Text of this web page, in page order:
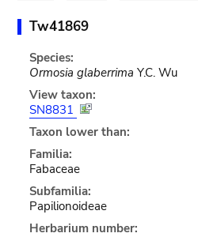
Tw41869
Species:
Ormosia glaberrima Y.C. Wu
View taxon:
SN8831
Taxon lower than:
Familia:
Fabaceae
Subfamilia:
Papilionoideae
Herbarium number: